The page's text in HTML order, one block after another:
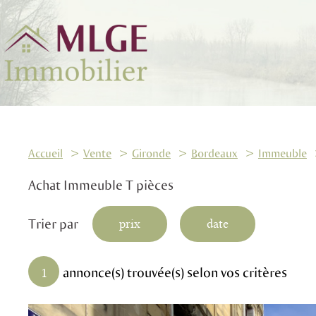
Accueil Vente Gironde Bordeaux Immeuble
Achat Immeuble T pièces
Trier par prix date
1 annonce(s) trouvée(s) selon vos critères